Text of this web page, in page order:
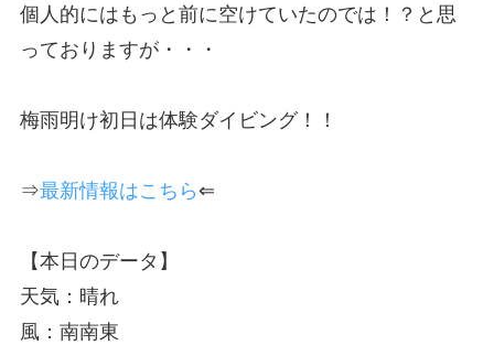
個人的にはもっと前に空けていたのでは！？と思
っておりますが・・・
梅雨明け初日は体験ダイビング！！
⇒最新情報はこちら ⇐
【本日のデータ】
天気：晴れ
風：南南東